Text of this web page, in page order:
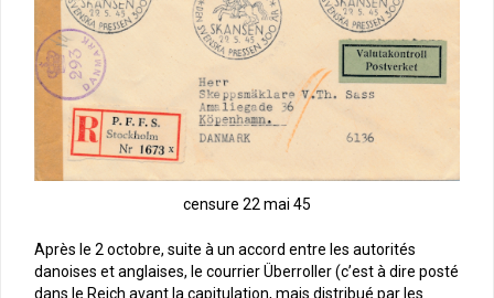
censure 22 mai 45
Après le 2 octobre, suite à un accord entre les autorités
danoises et anglaises, le courrier Überroller (c’est à dire posté
dans le Reich avant la capitulation, mais distribué par les